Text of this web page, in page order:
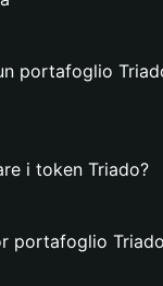
portafoglio
i token Triado?
portafoglio